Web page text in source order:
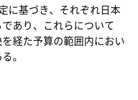
に基づき、それぞれ日本
あり、これらについて
経た予算の範囲内におい
。